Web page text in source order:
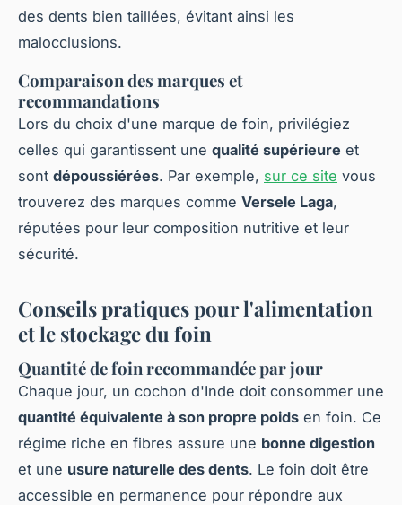
des dents bien taillées, évitant ainsi les
malocclusions.
Comparaison des marques et
recommandations
Lors du choix d'une marque de foin, privilégiez
celles qui garantissent une qualité supérieure et
sont dépoussiérées. Par exemple, sur ce site vous
trouverez des marques comme Versele Laga,
réputées pour leur composition nutritive et leur
sécurité.
Conseils pratiques pour l'alimentation
et le stockage du foin
Quantité de foin recommandée par jour
Chaque jour, un cochon d'Inde doit consommer une
quantité équivalente à son propre poids en foin. Ce
régime riche en fibres assure une bonne digestion
et une usure naturelle des dents. Le foin doit être
accessible en permanence pour répondre aux